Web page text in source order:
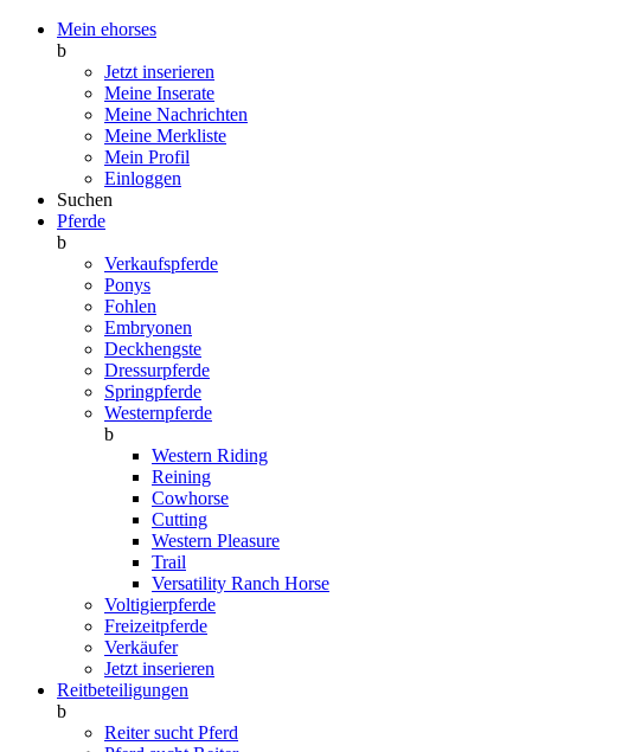
Mein ehorses
b
Jetzt inserieren
Meine Inserate
Meine Nachrichten
Meine Merkliste
Mein Profil
Einloggen
Suchen
Pferde
b
Verkaufspferde
Ponys
Fohlen
Embryonen
Deckhengste
Dressurpferde
Springpferde
Westernpferde
b
Western Riding
Reining
Cowhorse
Cutting
Western Pleasure
Trail
Versatility Ranch Horse
Voltigierpferde
Freizeitpferde
Verkäufer
Jetzt inserieren
Reitbeteiligungen
b
Reiter sucht Pferd